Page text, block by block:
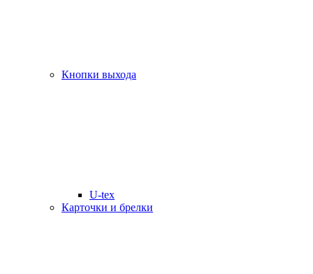
Кнопки выхода
U-tex
Карточки и брелки